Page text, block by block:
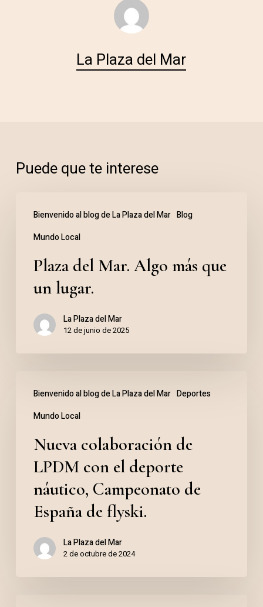
La Plaza del Mar
Puede que te interese
Bienvenido al blog de La Plaza del Mar Blog
Mundo Local
Mar.
Algo
más
Plaza del Mar. Algo más que
un lugar.
La Plaza del Mar
12 de junio de 2025
Bienvenido al blog de La Plaza del Mar Deportes
Mundo Local
colaboración
LPDM
náutico,
Campeonato
España
Nueva colaboración de
LPDM con el deporte
náutico, Campeonato de
España de flyski.
La Plaza del Mar
2 de octubre de 2024